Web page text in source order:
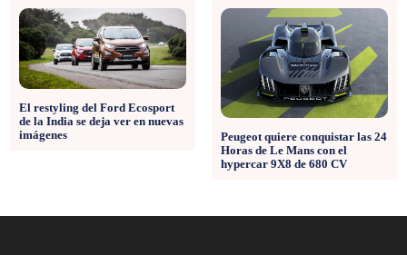
El restyling del Ford Ecosport
de la India se deja ver en nuevas
imágenes
Peugeot quiere conquistar las 24
Horas de Le Mans con el
hypercar 9X8 de 680 CV